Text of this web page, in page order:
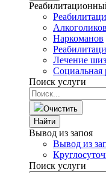
Алкоголиков
Наркоманов
Лечение
Социальная
Поиск услуги
Очистить
Найти
Вывод из запоя
Вывод из
Поиск услуги